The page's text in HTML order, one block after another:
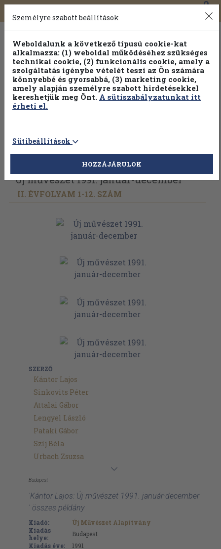
Toggle
navigation
0
Válogasson több mint 30 000 kötet közül
Hobbi témakörökben20% kedvezménnyel!
Vissza az előző oldalra Válasszon példányt
Új művészet 1991. január-december
II. ÉVFOLYAM 1-12. SZÁM
SZERZŐ
Kántor Lajos
Sinkovits Péter
Attalai Gábor
Lengyel László
Pataki Gábor
Szíj Béla
Urbach Zsuzsa
Budapest
'Kántor Lajos: Új művészet 1991. január-december
' összes példány
Kiadó:
Új Művészet Alapítvány
Kiadás
helye:
Budapest
Kiadás éve:
1991
Személyre szabott beállítások
Weboldalunk a következő típusú cookie-kat
alkalmazza: (1) weboldal működéséhez szükséges
technikai cookie, (2) funkcionális cookie, amely a
szolgáltatás igénybe vételét teszi az Ön számára
könnyebbé és gyorsabbá, (3) marketing cookie,
amely alapján személyre szabott hirdetésekkel
kereshetjük meg Önt. A sütiszabályzatunkat itt
érheti el.
Sütibeállítások
HOZZÁJÁRULOK